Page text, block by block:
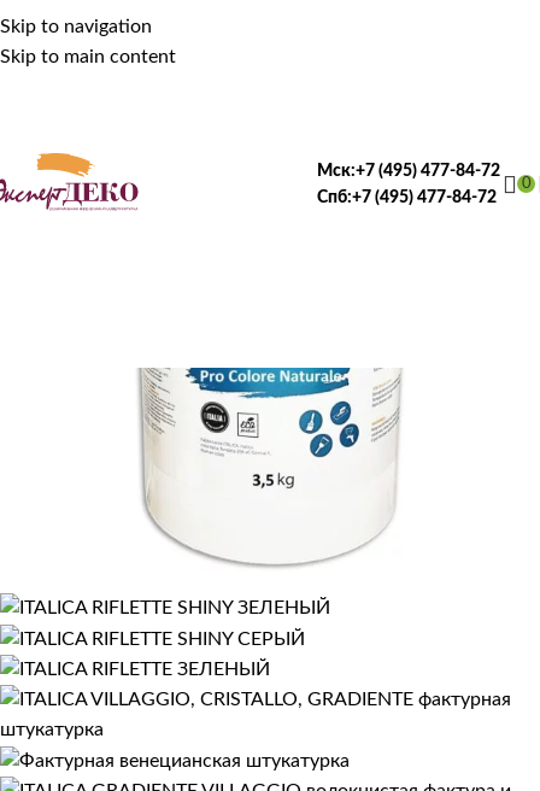
Skip to navigation
Skip to main content
Мск:+7 (495) 477-84-72
Спб:+7 (495) 477-84-72
0